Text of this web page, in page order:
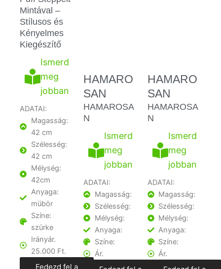
Mintával –
Stílusos és
Kényelmes
Kiegészítő
Ismerd
meg
jobban
ADATAI:
Magasság:
42 cm
Szélesség:
42 cm
Mélység:
42cm
Anyaga:
mübör
Színe:
szürke
Irányár.
25.000 Ft.
Fedezd fel a
HAMARO
SAN
HAMAROSA
N
Ismerd
meg
jobban
ADATAI:
Magasság:
Szélesség:
Mélység:
Anyaga:
Színe:
Ár.
HAMARO
SAN
HAMAROSA
N
Ismerd
meg
jobban
ADATAI:
Magasság:
Szélesség:
Mélység:
Anyaga:
Színe:
Ár.